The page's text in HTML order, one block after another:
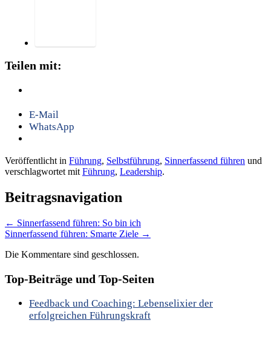
Teilen mit:
E-Mail
WhatsApp
Veröffentlicht in Führung, Selbstführung, Sinnerfassend führen und
verschlagwortet mit Führung, Leadership.
Beitragsnavigation
← Sinnerfassend führen: So bin ich
Sinnerfassend führen: Smarte Ziele →
Die Kommentare sind geschlossen.
Top-Beiträge und Top-Seiten
Feedback und Coaching: Lebenselixier der
erfolgreichen Führungskraft